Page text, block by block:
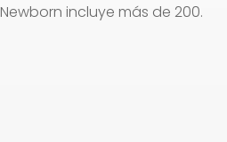
incluye más de 200.